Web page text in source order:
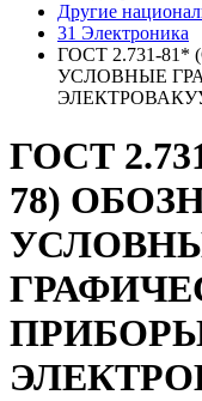
Другие
31 Электроника
ГОСТ 2.731-
УСЛОВНЫЕ
ГОСТ
78)